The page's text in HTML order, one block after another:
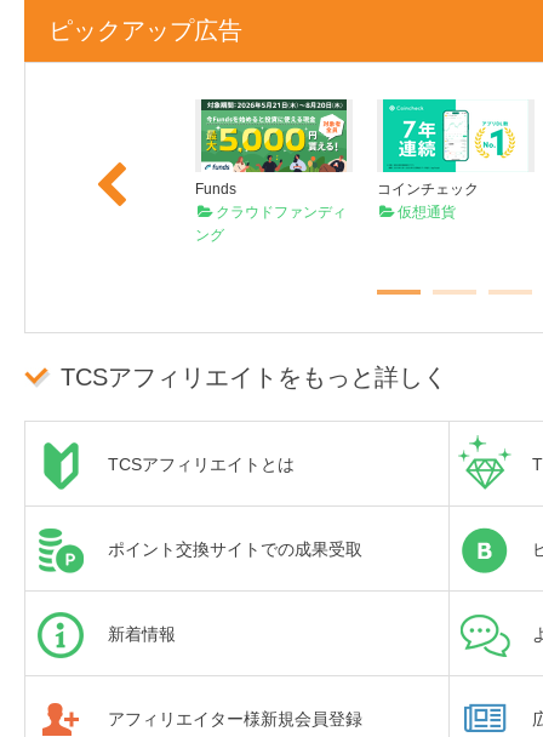
ピックアップ広告
Previous
Funds
クラウドファンディ
ング
コインチェック
仮想通貨
TCSアフィリエイトをもっと詳しく
TCSアフィリエイトとは
ポイント交換サイトでの成果受取
新着情報
アフィリエイター様新規会員登録